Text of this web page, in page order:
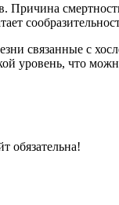
Причина
связанные с
уровень, что
обязательна!